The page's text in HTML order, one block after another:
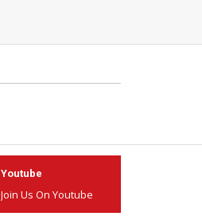
Youtube
Join Us On Youtube